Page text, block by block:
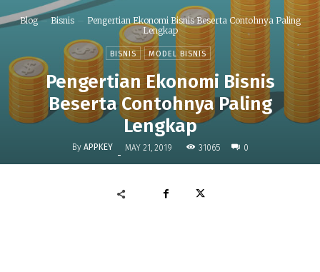
Blog Bisnis
Pengertian Ekonomi Bisnis Beserta Contohnya Paling
Lengkap
BISNIS MODEL BISNIS
Pengertian Ekonomi Bisnis
Beserta Contohnya Paling
Lengkap
By APPKEY - MAY 21, 2019 31065 0